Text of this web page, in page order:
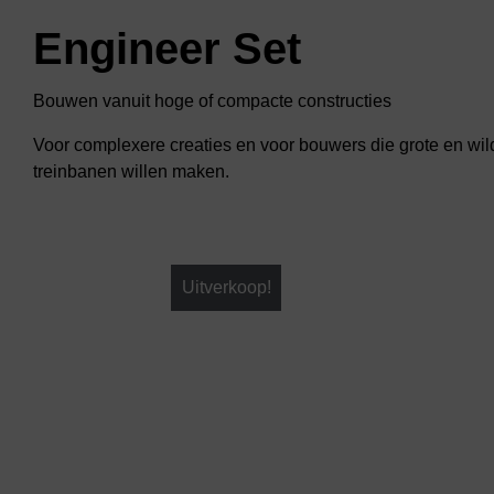
Engineer Set
Bouwen vanuit hoge of compacte constructies
Voor complexere creaties en voor bouwers die grote en
treinbanen willen maken.
Uitverkoop!